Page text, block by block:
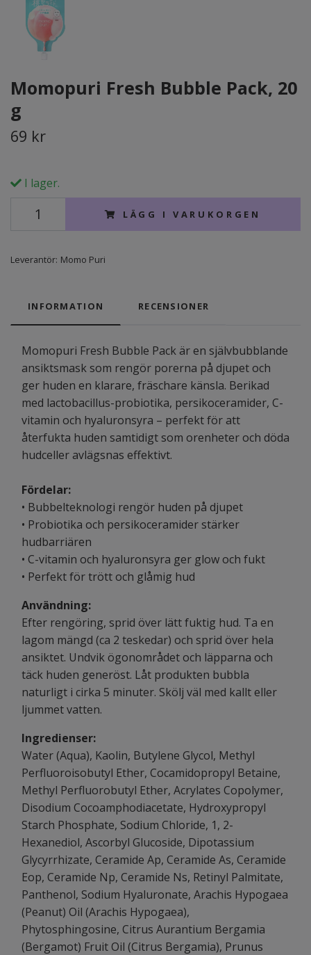
Momopuri Fresh Bubble Pack, 20
g
69 kr
I lager.
LÄGG I VARUKORGEN
Leverantör: Momo Puri
INFORMATION RECENSIONER
Momopuri Fresh Bubble Pack är en självbubblande
ansiktsmask som rengör porerna på djupet och
ger huden en klarare, fräschare känsla. Berikad
med lactobacillus-probiotika, persikoceramider, C-
vitamin och hyaluronsyra – perfekt för att
återfukta huden samtidigt som orenheter och döda
hudceller avlägsnas effektivt.
Fördelar:
• Bubbelteknologi rengör huden på djupet
• Probiotika och persikoceramider stärker
hudbarriären
• C-vitamin och hyaluronsyra ger glow och fukt
• Perfekt för trött och glåmig hud
Användning:
Efter rengöring, sprid över lätt fuktig hud. Ta en
lagom mängd (ca 2 teskedar) och sprid över hela
ansiktet. Undvik ögonområdet och läpparna och
täck huden generöst. Låt produkten bubbla
naturligt i cirka 5 minuter. Skölj väl med kallt eller
ljummet vatten.
Ingredienser:
Water (Aqua), Kaolin, Butylene Glycol, Methyl
Perfluoroisobutyl Ether, Cocamidopropyl Betaine,
Methyl Perfluorobutyl Ether, Acrylates Copolymer,
Disodium Cocoamphodiacetate, Hydroxypropyl
Starch Phosphate, Sodium Chloride, 1, 2-
Hexanediol, Ascorbyl Glucoside, Dipotassium
Glycyrrhizate, Ceramide Ap, Ceramide As, Ceramide
Eop, Ceramide Np, Ceramide Ns, Retinyl Palmitate,
Panthenol, Sodium Hyaluronate, Arachis Hypogaea
(Peanut) Oil (Arachis Hypogaea),
Phytosphingosine, Citrus Aurantium Bergamia
(Bergamot) Fruit Oil (Citrus Bergamia), Prunus